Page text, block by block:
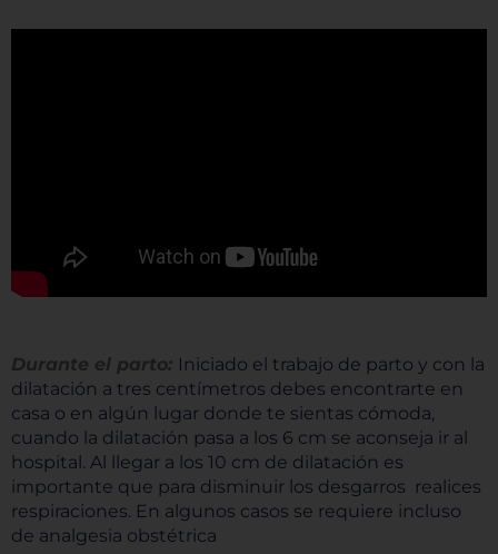
Durante el parto: Iniciado el trabajo de parto y con la
dilatación a tres centímetros debes encontrarte en
casa o en algún lugar donde te sientas cómoda,
cuando la dilatación pasa a los 6 cm se aconseja ir al
hospital. Al llegar a los 10 cm de dilatación es
importante que para disminuir los desgarros realices
respiraciones. En algunos casos se requiere incluso
de analgesia obstétrica